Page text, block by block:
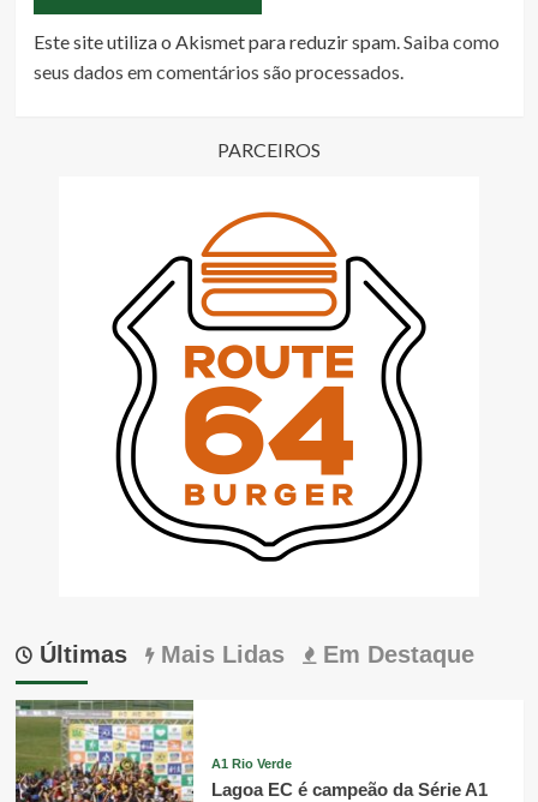
Este site utiliza o Akismet para reduzir spam.Saiba como
seus dados em comentários são processados.
PARCEIROS
Últimas Mais Lidas Em Destaque
A1 Rio Verde
Lagoa EC é campeão da Série A1